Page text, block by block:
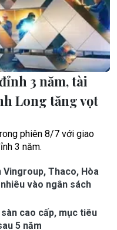
3 năm, tài
Long tăng vọt
phiên 8/7 với giao
3 năm.
Thaco, Hòa
vào ngân sách
cao cấp, mục tiêu
5 năm